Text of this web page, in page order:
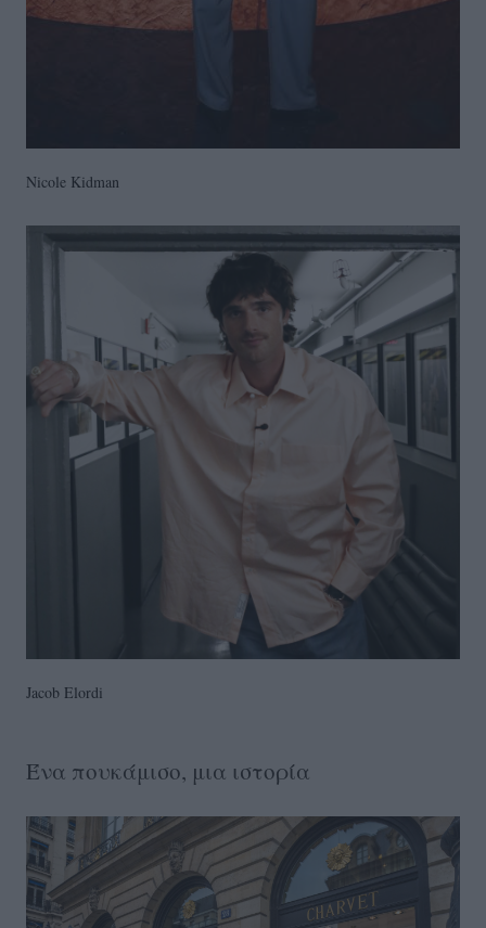
Nicole Kidman
Jacob Elordi
Ένα πουκάμισο, μια ιστορία